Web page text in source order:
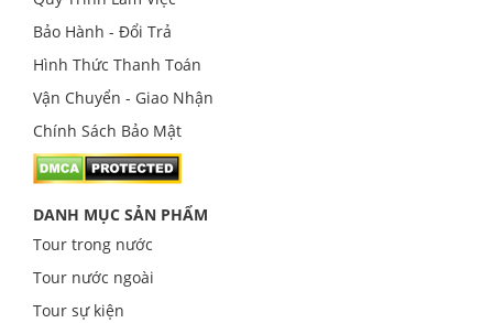
Bảo Hành - Đổi Trả
Hình Thức Thanh Toán
Vận Chuyển - Giao Nhận
Chính Sách Bảo Mật
DANH MỤC SẢN PHẨM
Tour trong nước
Tour nước ngoài
Tour sự kiện